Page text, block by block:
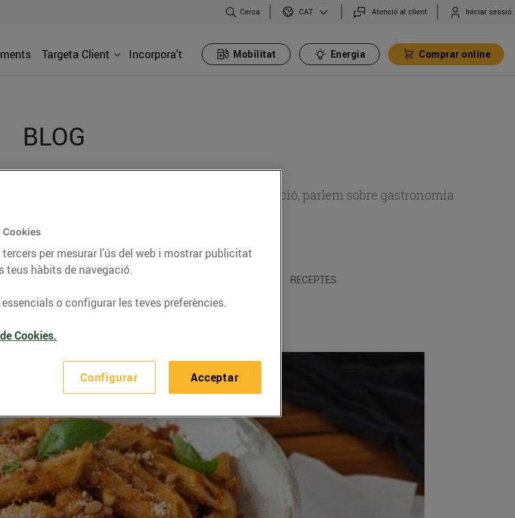
Cerca CAT Atenció al client Iniciar sessió
Targeta Client Incorpora't Mobilitat Energia Comprar online
BLOG
informació d’actualitat sobre alimentació, parlem sobre gastronomia
SALUDABLES ENERGIA RECEPTES
Cookies
per mesurar l’ús del web i mostrar publicitat
teus hàbits de navegació.
o configurar les teves preferències.
Cookies.
Configurar Acceptar